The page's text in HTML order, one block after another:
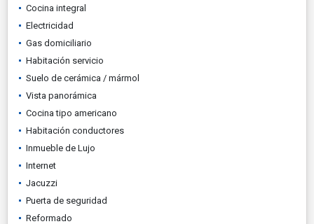
Cocina integral
Electricidad
Gas domiciliario
Habitación servicio
Suelo de cerámica / mármol
Vista panorámica
Cocina tipo americano
Habitación conductores
Inmueble de Lujo
Internet
Jacuzzi
Puerta de seguridad
Reformado